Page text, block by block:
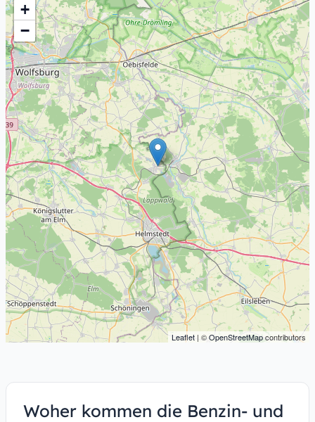
+
−
Leaflet | ©OpenStreetMapcontributors
Woher kommen die Benzin- und